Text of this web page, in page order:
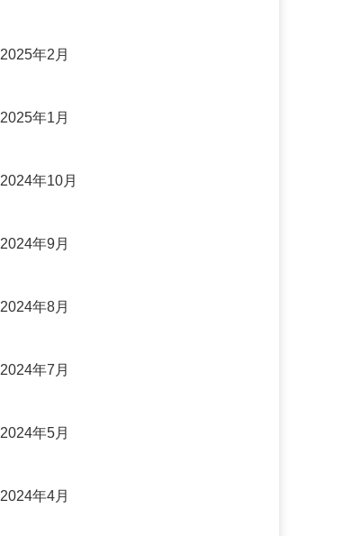
2025年2月
2025年1月
2024年10月
2024年9月
2024年8月
2024年7月
2024年5月
2024年4月